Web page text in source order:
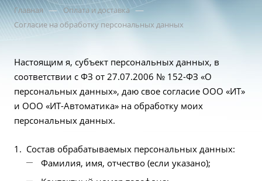
Главная — Оплата и доставка —
Согласие на обработку персональных данных
Настоящим я, субъект персональных данных, в
соответствии с ФЗ от 27.07.2006 № 152-ФЗ «О
персональных данных», даю свое согласие ООО «ИТ»
и ООО «ИТ-Автоматика» на обработку моих
персональных данных.
Состав обрабатываемых персональных данных:
Фамилия, имя, отчество (если указано);